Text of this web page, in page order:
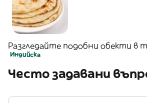
Разгледайте подобни обекти в
Индийскa
Често задавани